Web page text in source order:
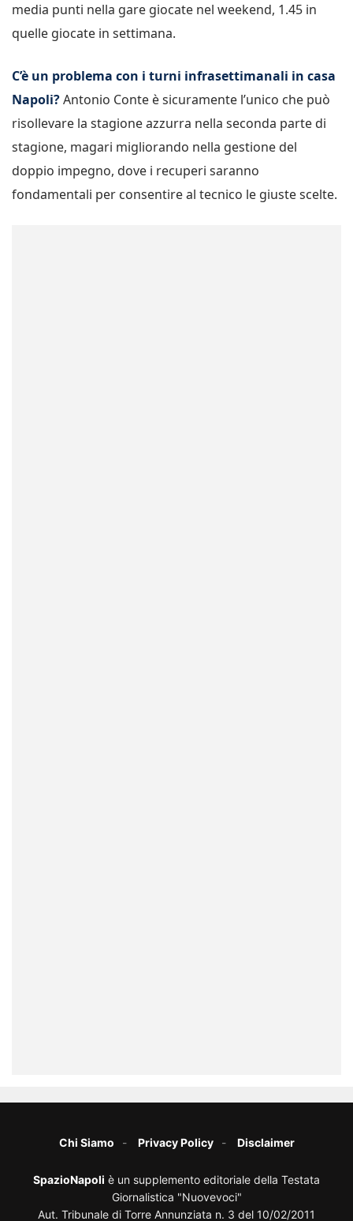
media punti nella gare giocate nel weekend, 1.45 in
quelle giocate in settimana.
C’è un problema con i turni infrasettimanali in casa
Napoli?Antonio Conte è sicuramente l’unico che può
risollevare la stagione azzurra nella seconda parte di
stagione, magari migliorando nella gestione del
doppio impegno, dove i recuperi saranno
fondamentali per consentire al tecnico le giuste scelte.
Chi Siamo Privacy Policy Disclaimer
SpazioNapoli è un supplemento editoriale della Testata
Giornalistica "Nuovevoci"
Aut. Tribunale di Torre Annunziata n. 3 del 10/02/2011